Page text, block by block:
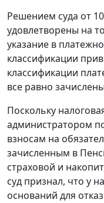
Решением суда от
удовлетворены на
указание в
классификации
классификации
все равно
Поскольку
администратором
взносам на
зачисленным в
страховой и
суд признал, что у
оснований для